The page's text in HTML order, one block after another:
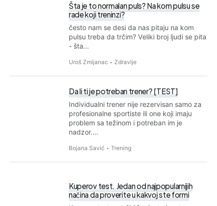
Šta je to normalan puls? Na kom pulsu se
rade koji treninzi?
često nam se desi da nas pitaju na kom
pulsu treba da trčim? Veliki broj ljudi se pita
- šta…
Uroš Zmijanac Zdravlje
Da li ti je potreban trener? [TEST]
Individualni trener nije rezervisan samo za
profesionalne sportiste ili one koji imaju
problem sa težinom i potreban im je
nadzor.…
Bojana Savić Trening
Kuperov test. Jedan od najpopularnijih
načina da proverite u kakvoj ste formi